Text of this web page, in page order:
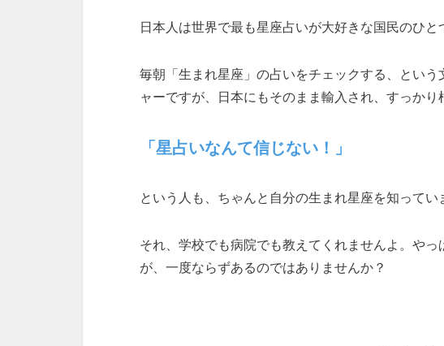
日本人は世界で最も星座占いが大好きな国民のひと
毎朝「生まれ星座」の占いをチェックする、とい
ャーですが、日本にもそのまま輸入され、すっかり
「星占いなんて信じない！」
という人も、ちゃんと自分の生まれ星座を知ってい
それ、学校でも病院でも教えてくれませんよ。や
が、一度ならずあるのではありませんか？